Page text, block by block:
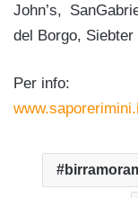
John’s,
del Borgo,
Per info: